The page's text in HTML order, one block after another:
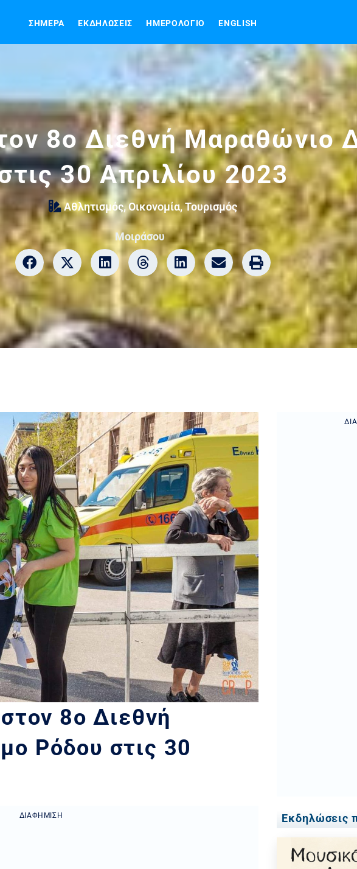
ΣΉΜΕΡΑ ΕΚΔΗΛΏΣΕΙΣ ΗΜΕΡΟΛΌΓΙΟ ENGLISH
8ο Διεθνή Μαραθώνιο
30 Απριλίου 2023
Αθλητισμός,Οικονομία,Τουρισμός
Μοιράσου
8ο Διεθνή
Ρόδου στις 30
ΔΙΑΦΉΜΙΣΗ Εκδηλώσεις